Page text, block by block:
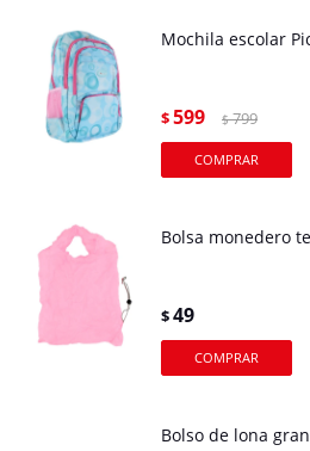
Mochila escolar
$599 $ 799
Bolsa monedero
$49
Bolso de lona